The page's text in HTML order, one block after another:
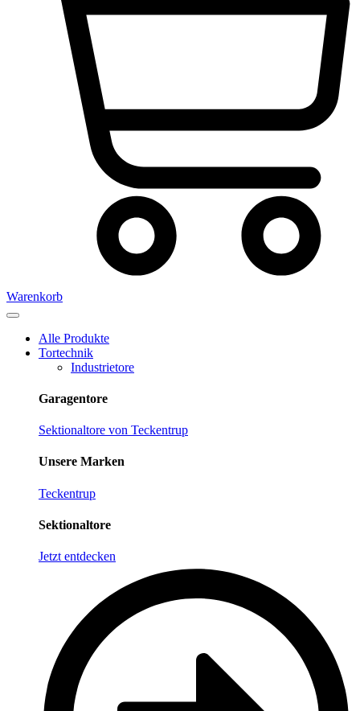
Warenkorb
Alle Produkte
Tortechnik
Industrietore
Garagentore
Sektionaltore von Teckentrup
Unsere Marken
Teckentrup
Sektionaltore
Jetzt entdecken